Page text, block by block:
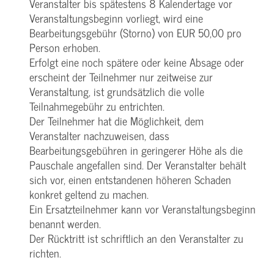
Veranstaltungsbeginn vorliegt, wird eine
Bearbeitungsgebühr (Storno) von EUR 50,00 pro
Person erhoben.
Erfolgt eine noch spätere oder keine Absage oder
erscheint der Teilnehmer nur zeitweise zur
Veranstaltung, ist grundsätzlich die volle
Teilnahmegebühr zu entrichten.
Der Teilnehmer hat die Möglichkeit, dem
Veranstalter nachzuweisen, dass
Bearbeitungsgebühren in geringerer Höhe als die
Pauschale angefallen sind. Der Veranstalter behält
sich vor, einen entstandenen höheren Schaden
konkret geltend zu machen.
Ein Ersatzteilnehmer kann vor Veranstaltungsbeginn
benannt werden.
Der Rücktritt ist schriftlich an den Veranstalter zu
richten.